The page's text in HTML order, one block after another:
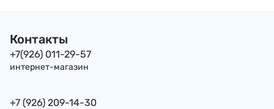
Контакты
+7(926) 011-29-57
интернет-магазин
+7 (926) 209-14-30